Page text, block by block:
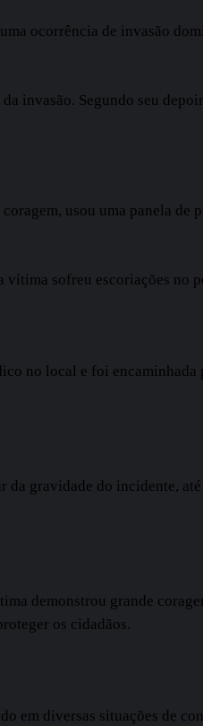
ocorrência de invasão
invasão. Segundo seu
usou uma panela de
vítima sofreu escoriações no
no local e foi encaminhada
gravidade do incidente,
demonstrou grande
os cidadãos.
em diversas situações de